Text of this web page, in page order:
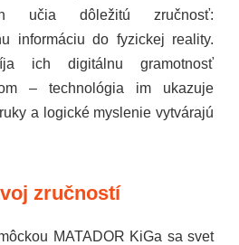
učia dôležitú zručnosť:
informáciu do fyzickej reality.
ich digitálnu gramotnosť
– technológia im ukazuje
a logické myslenie vytvárajú
zručností
MATADOR KiGa sa svet